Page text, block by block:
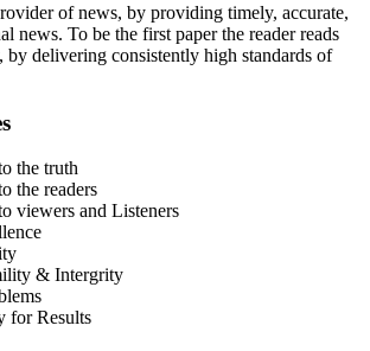
of news, by providing timely, accurate,
news. To be the first paper the reader reads
by delivering consistently high standards of
the truth
the readers
viewers and Listeners
& Intergrity
for Results